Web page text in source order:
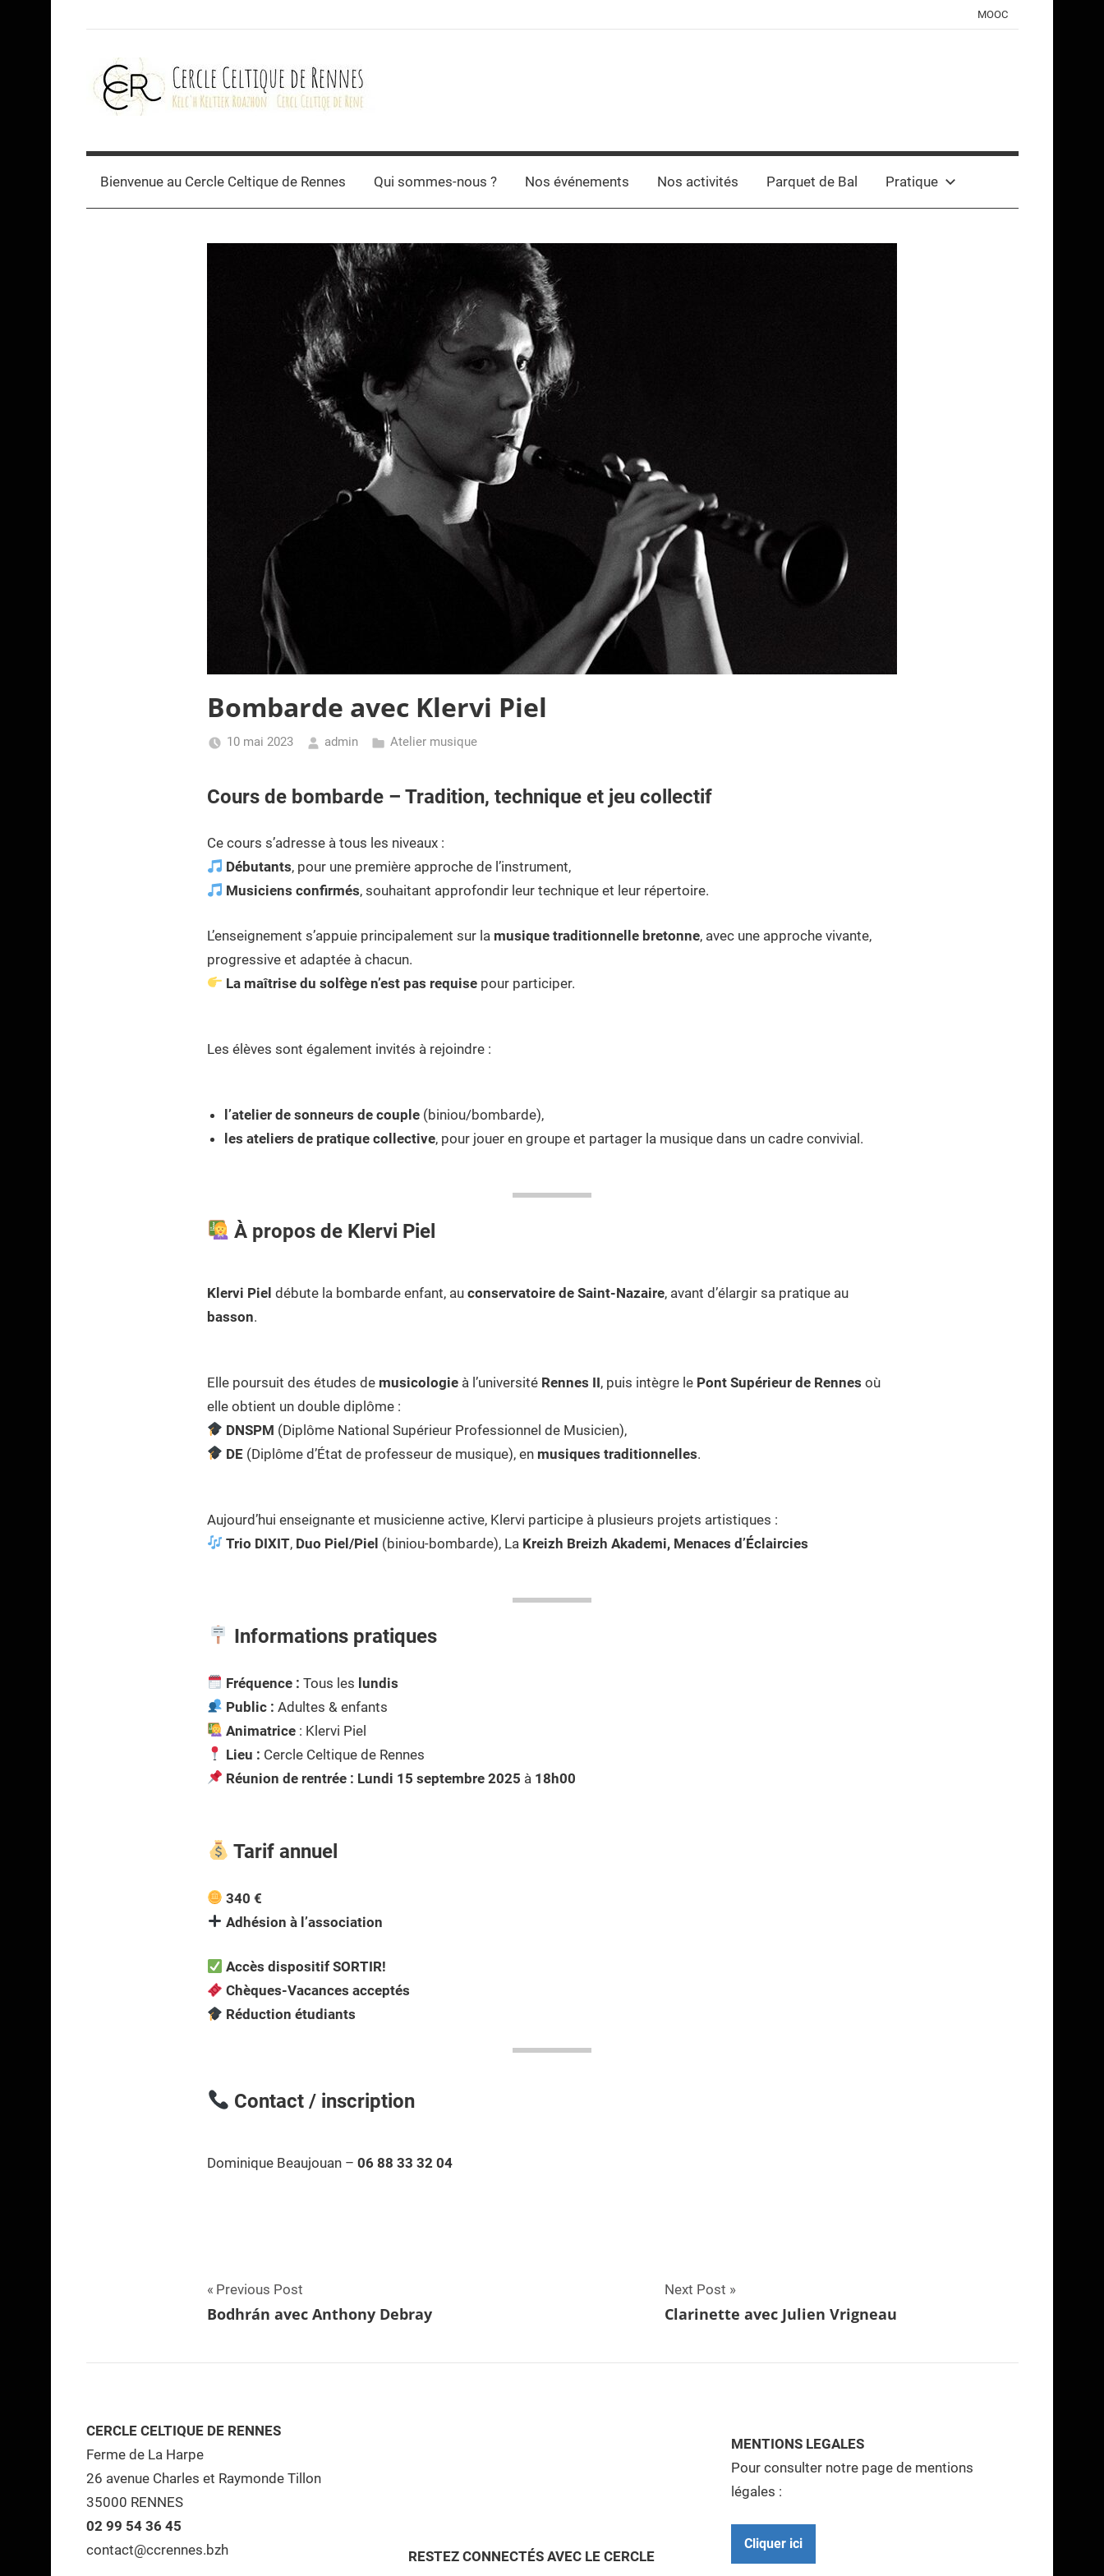
MOOC
Cercle
celtique
Bienvenue au Cercle Celtique de Rennes Qui sommes-nous ? Nos événements Nos activités Parquet de Bal Pratique
Bombarde avec Klervi Piel
10 mai 2023 admin Atelier musique
Cours de bombarde – Tradition, technique et jeu collectif
Ce cours s’adresse à tous les niveaux :
Débutants, pour une première approche de l’instrument,
Musiciens confirmés, souhaitant approfondir leur technique et leur répertoire.
L’enseignement s’appuie principalement sur la musique traditionnelle bretonne, avec une approche vivante,
progressive et adaptée à chacun.
La maîtrise du solfège n’est pas requise pour participer.
Les élèves sont également invités à rejoindre :
l’atelier de sonneurs de couple (biniou/bombarde),
les ateliers de pratique collective, pour jouer en groupe et partager la musique dans un cadre convivial.
À propos de Klervi Piel
Klervi Piel débute la bombarde enfant, au conservatoire de Saint-Nazaire, avant d’élargir sa pratique au
basson.
Elle poursuit des études de musicologie à l’université Rennes II, puis intègre le Pont Supérieur de Rennes où
elle obtient un double diplôme :
DNSPM (Diplôme National Supérieur Professionnel de Musicien),
DE (Diplôme d’État de professeur de musique), en musiques traditionnelles.
Aujourd’hui enseignante et musicienne active, Klervi participe à plusieurs projets artistiques :
Trio DIXIT, Duo Piel/Piel (biniou-bombarde), La Kreizh Breizh Akademi, Menaces d’Éclaircies
Informations pratiques
Fréquence : Tous les lundis
Public : Adultes & enfants
Animatrice : Klervi Piel
Lieu : Cercle Celtique de Rennes
Réunion de rentrée : Lundi 15 septembre 2025 à 18h00
Tarif annuel
340 €
Adhésion à l’association
Accès dispositif SORTIR!
Chèques-Vacances acceptés
Réduction étudiants
Contact / inscription
Dominique Beaujouan – 06 88 33 32 04
Navigation
de
l’article
Previous Post
Bodhrán avec Anthony Debray
Next Post
Clarinette avec Julien Vrigneau
CERCLE CELTIQUE DE RENNES
Ferme de La Harpe
26 avenue Charles et Raymonde Tillon
35000 RENNES
02 99 54 36 45
contact@ccrennes.bzh
RESTEZ CONNECTÉS AVEC LE CERCLE
MENTIONS LEGALES
Pour consulter notre page de mentions
légales :
Cliquer ici